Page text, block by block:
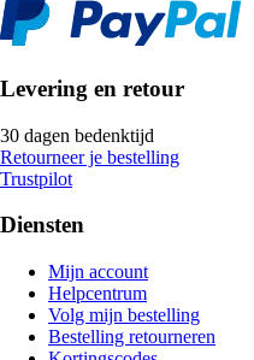
Levering en retour
30 dagen bedenktijd
Retourneer je bestelling
Trustpilot
Diensten
Mijn account
Helpcentrum
Volg mijn bestelling
Bestelling retourneren